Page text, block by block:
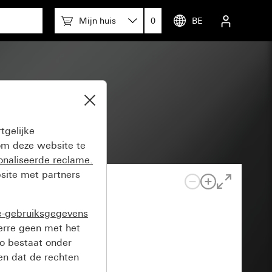
Mijn huis 0 BE
deze website te
reclame.
met partners
gebruiksgegevens
geen met het
bestaat onder
dat de rechten